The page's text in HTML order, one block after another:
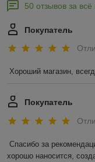
50 отзывов за
Покупатель
Хороший магазин,
Покупатель
Спасибо за
хорошо наносится,